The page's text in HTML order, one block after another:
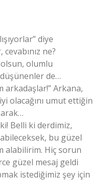
diye
ne?
olsun, olumlu
de…
arkadaşlar!” Arkana,
olacağını umut ettiğin
Belli ki derdimiz,
bu güzel
alabilirim. Hiç sorun
güzel mesaj geldi
istediğimiz şey için